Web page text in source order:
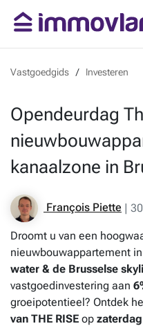
Vastgoedgids Investeren
Opendeurdag
kanaalzone in
François Piette |
Droomt u van een
nieuwbouwappartement
water & de Brusselse
vastgoedinvestering aan
groeipotentieel? Ontdek
van THE RISE op